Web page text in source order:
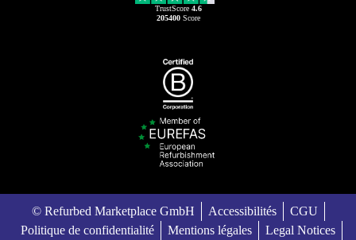
TrustScore 4.6
205400Score
© Refurbed Marketplace GmbH Accessibilités
CGU
Politique de confidentialité
Mentions légales Legal Notices